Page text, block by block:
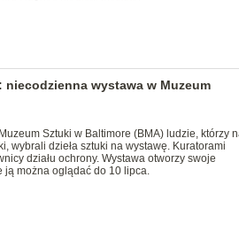
niecodzienna wystawa w Muzeum
Sztuki w Baltimore (BMA) ludzie, którzy
wybrali dzieła sztuki na wystawę. Kuratorami
działu ochrony. Wystawa otworzy swoje
ją można oglądać do 10 lipca.